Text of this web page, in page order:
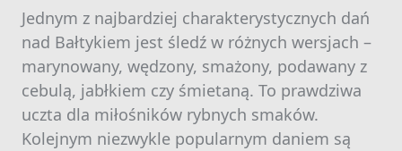
Jednym z najbardziej charakterystycznych dań
nad Bałtykiem jest śledź w różnych wersjach –
marynowany, wędzony, smażony, podawany z
cebulą, jabłkiem czy śmietaną. To prawdziwa
uczta dla miłośników rybnych smaków.
Kolejnym niezwykle popularnym daniem są